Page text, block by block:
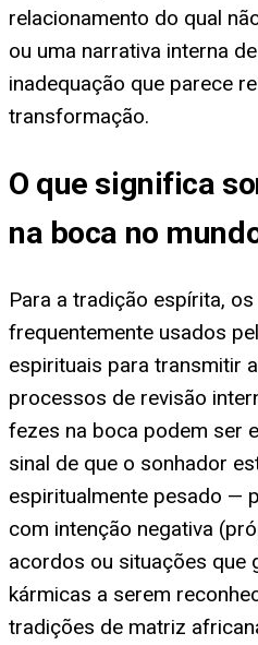
relacionamento do qual
ou uma narrativa interna
inadequação que parece
transformação.
O que significa
na boca no
Para a tradição espírita,
frequentemente usados
espirituais para transmitir
processos de revisão
fezes na boca podem ser
sinal de que o sonhador
espiritualmente pesado —
com intenção negativa
acordos ou situações que
kármicas a serem
tradições de matriz